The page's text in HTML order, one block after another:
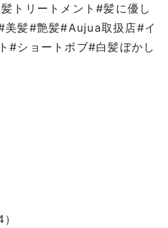
トリートメント#髪に優し
美髪#艶髪#Aujua取扱店#イ
#ショートボブ#白髪ぼかし